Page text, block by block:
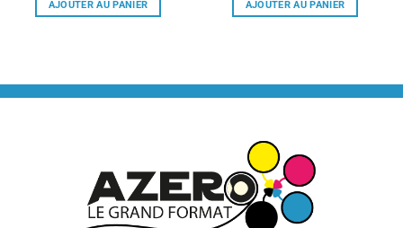
AJOUTER AU PANIER AJOUTER AU PANIER